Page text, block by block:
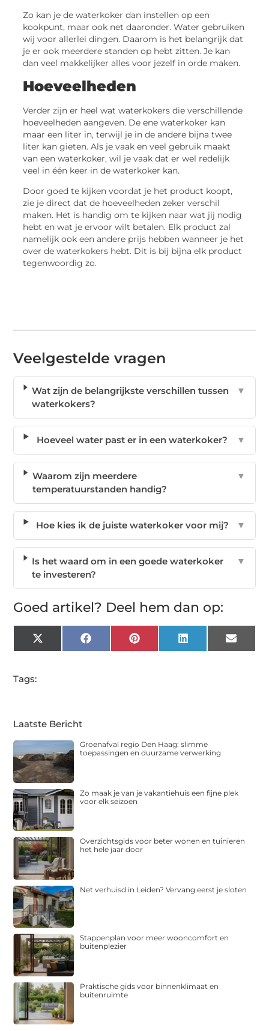
Zo kan je de waterkoker dan instellen op een
kookpunt, maar ook net daaronder. Water gebruiken
wij voor allerlei dingen. Daarom is het belangrijk dat
je er ook meerdere standen op hebt zitten. Je kan
dan veel makkelijker alles voor jezelf in orde maken.
Hoeveelheden
Verder zijn er heel wat waterkokers die verschillende
hoeveelheden aangeven. De ene waterkoker kan
maar een liter in, terwijl je in de andere bijna twee
liter kan gieten. Als je vaak en veel gebruik maakt
van een waterkoker, wil je vaak dat er wel redelijk
veel in één keer in de waterkoker kan.
Door goed te kijken voordat je het product koopt,
zie je direct dat de hoeveelheden zeker verschil
maken. Het is handig om te kijken naar wat jij nodig
hebt en wat je ervoor wilt betalen. Elk product zal
namelijk ook een andere prijs hebben wanneer je het
over de waterkokers hebt. Dit is bij bijna elk product
tegenwoordig zo.
Veelgestelde vragen
Wat zijn de belangrijkste verschillen tussen
waterkokers?
▼
Hoeveel water past er in een waterkoker? ▼
Waarom zijn meerdere
temperatuurstanden handig?
▼
Hoe kies ik de juiste waterkoker voor mij? ▼
Is het waard om in een goede waterkoker
te investeren?
▼
Goed artikel? Deel hem dan op:
X
(Twitter)
FacebookPinterest LinkedIn Email
Tags:
Laatste Bericht
Groenafval regio Den Haag: slimme
toepassingen en duurzame verwerking
Zo maak je van je vakantiehuis een fijne plek
voor elk seizoen
Overzichtsgids voor beter wonen en tuinieren
het hele jaar door
Net verhuisd in Leiden? Vervang eerst je sloten
Stappenplan voor meer wooncomfort en
buitenplezier
Praktische gids voor binnenklimaat en
buitenruimte